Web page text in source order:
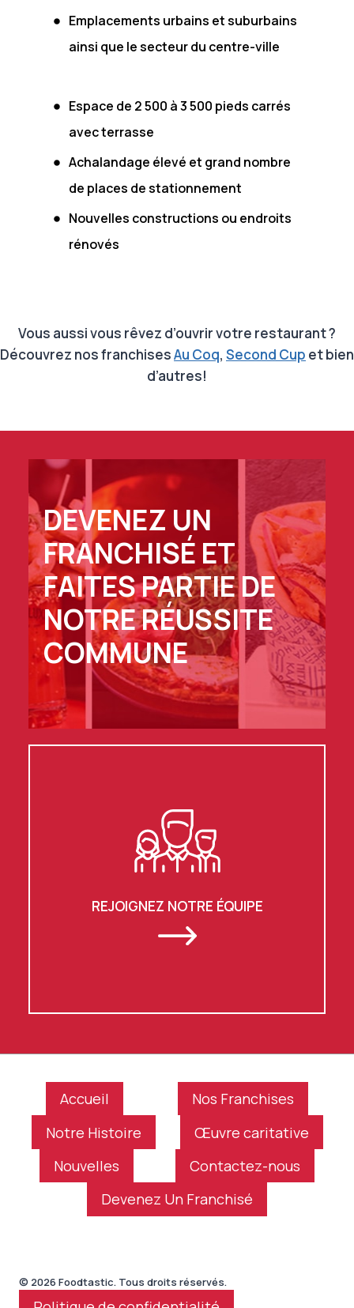
Emplacements urbains et suburbains
ainsi que le secteur du centre-ville
Espace de 2 500 à 3 500 pieds carrés
avec terrasse
Achalandage élevé et grand nombre
de places de stationnement
Nouvelles constructions ou endroits
rénovés
Vous aussi vous rêvez d’ouvrir votre restaurant ?
Découvrez nos franchisesAu Coq, Second Cup et bien
d’autres!
DEVENEZ UN
FRANCHISÉ ET
FAITES PARTIE DE
NOTRE RÉUSSITE
COMMUNE
REJOIGNEZ NOTRE ÉQUIPE
Accueil
Nos Franchises
Notre Histoire
Œuvre caritative
Nouvelles
Contactez-nous
Devenez Un Franchisé
© 2026 Foodtastic. Tous droits réservés.